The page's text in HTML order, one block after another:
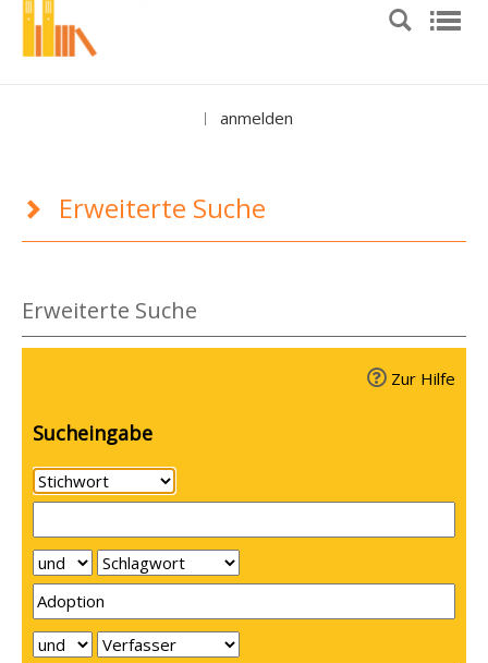
anmelden
Erweiterte Suche
Erweiterte Suche
Zur Hilfe
Sucheingabe